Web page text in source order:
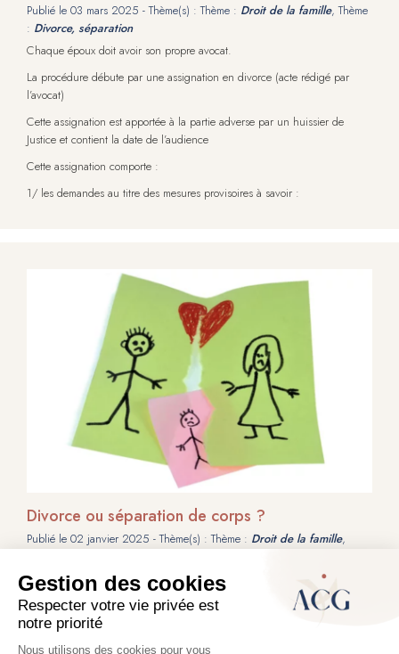
Publié le 03 mars 2025 - Thème(s) : Thème : Droit de la famille, Thème
: Divorce, séparation
Chaque époux doit avoir son propre avocat.
La procédure débute par une assignation en divorce (acte rédigé par
l’avocat)
Cette assignation est apportée à la partie adverse par un huissier de
Justice et contient la date de l’audience
Cette assignation comporte :
1/ les demandes au titre des mesures provisoires à savoir :
Divorce ou séparation de corps ?
Publié le 02 janvier 2025 - Thème(s) : Thème : Droit de la famille,
La question se pose de la différence entre le divorce et la séparation de
corps. Contrairement à certaines idées reçues, la séparation de corps n’est
pas la première étape du divorce.